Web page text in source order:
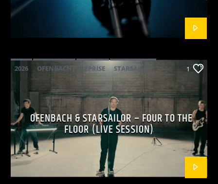
2026 OFENBACH REPRISE STARSAILOR 1
OFENBACH & STARSAILOR – FOUR TO THE
FLOOR (LIVE SESSION)